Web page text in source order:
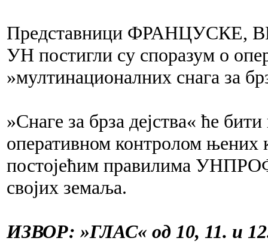
Представници
УН постигли су споразум о
»мултинационалних снага за
»Снаге за брза дејства« ће
оперативном контролом њених
постојећим правилима
својих земаља.
ИЗВОР: »ГЛАС« од 10, 11. и